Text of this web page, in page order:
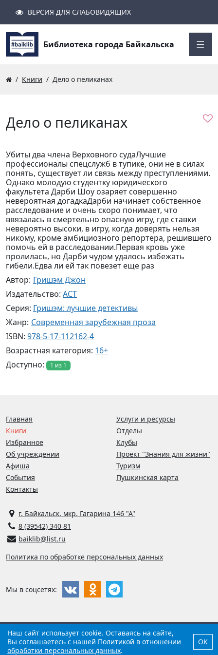
Дело о пеликанах
Убиты два члена Верховного судаЛучшие
профессионалы спецслужб в тупике, они не в силах
понять, существует ли связь между преступлениями.
Однако молодую студентку юридического
факультета Дарби Шоу озаряет совершенно
невероятная догадкаДарби начинает собственное
расследование и очень скоро понимает, что
ввязалась в смертельно опасную игру, где ставки
невероятно высоки, в игру, когда доверять нельзя
никому, кроме амбициозного репортера, решившего
помочь ей в расследовании.Первая кровь уже
пролилась, но Дарби чудом удалось избежать
гибели.Едва ли ей так повезет еще раз
Автор: Гришэм Джон
Издательство: АСТ
Серия: Гришэм: лучшие детективы
Жанр: Современная зарубежная проза
ISBN: 978-5-17-112162-4
Возрастная категория: 16+
Доступно:
1 из 1
Поиск
Найти
ВЕРСИЯ ДЛЯ СЛАБОВИДЯЩИХ
Библиотека города Байкальска
Книги Дело о пеликанах
г. Байкальск. мкр. Гагарина 146 "А"
8 (39542) 340 81
baiklib@list.ru
Политика по обработке персональных данных
Главная
Книги
Избранное
Об учреждении
Афиша
События
Контакты
Услуги и ресурсы
Отделы
Клубы
Проект "Знания для жизни"
Туризм
Пушкинская карта
Мы в соцсетях:
©2026Библиотека г. Байкальска
Разработано компанией Виртуальные технологии.
Наш сайт использует cookie. Оставаясь на сайте,
Вы соглашаетесь с нашей Политикой в отношении
обработки персональных данных.
OK